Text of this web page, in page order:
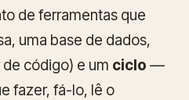
de ferramentas que
uma base de dados,
de código) e um ciclo —
fazer, fá-lo, lê o